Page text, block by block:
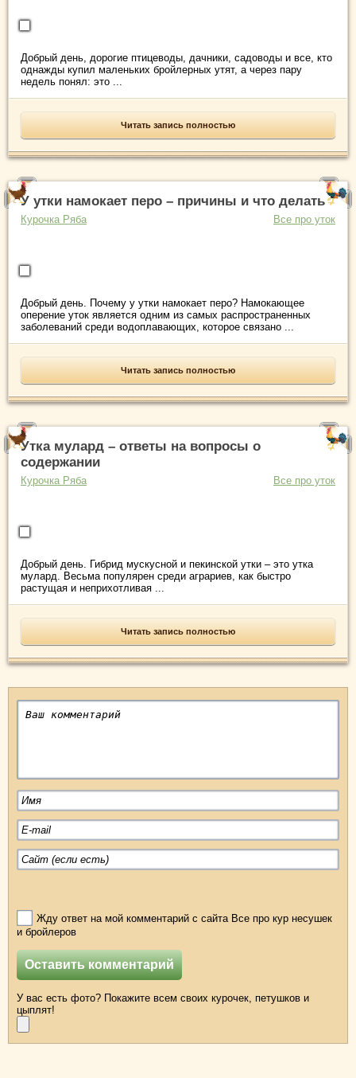
Добрый день, дорогие птицеводы, дачники, садоводы и все, кто
однажды купил маленьких бройлерных утят, а через пару
недель понял: это ...
Читать запись полностью
У утки намокает перо – причины и что делать
Курочка Ряба Все про уток
Добрый день. Почему у утки намокает перо? Намокающее
оперение уток является одним из самых распространенных
заболеваний среди водоплавающих, которое связано ...
Читать запись полностью
Утка мулард – ответы на вопросы о
содержании
Курочка Ряба Все про уток
Добрый день. Гибрид мускусной и пекинской утки – это утка
мулард. Весьма популярен среди аграриев, как быстро
растущая и неприхотливая ...
Читать запись полностью
Жду ответ на мой комментарий с сайта Все про кур несушек
и бройлеров
У вас есть фото? Покажите всем своих курочек, петушков и
цыплят!